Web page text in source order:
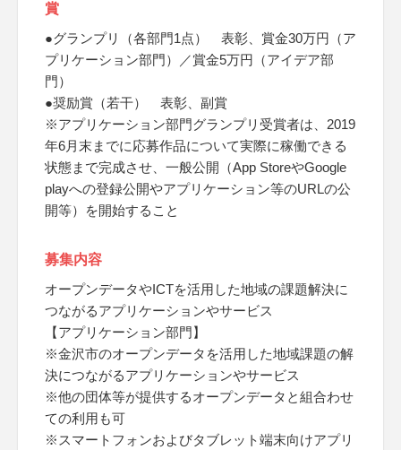
賞
●グランプリ（各部門1点） 表彰、賞金30万円（ア
プリケーション部門）／賞金5万円（アイデア部
門）
●奨励賞（若干） 表彰、副賞
※アプリケーション部門グランプリ受賞者は、2019
年6月末までに応募作品について実際に稼働できる
状態まで完成させ、一般公開（App StoreやGoogle
playへの登録公開やアプリケーション等のURLの公
開等）を開始すること
募集内容
オープンデータやICTを活用した地域の課題解決に
つながるアプリケーションやサービス
【アプリケーション部門】
※金沢市のオープンデータを活用した地域課題の解
決につながるアプリケーションやサービス
※他の団体等が提供するオープンデータと組合わせ
ての利用も可
※スマートフォンおよびタブレット端末向けアプリ